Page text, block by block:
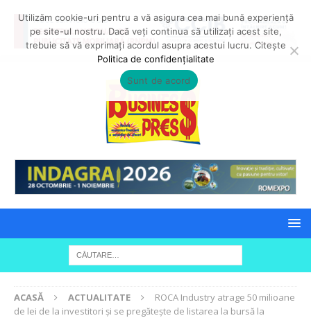
ACASĂ ACTUALITATE
ROCA Industry atrage 50 milioane
de lei de la investitori și se pregătește de listarea la bursă la
Utilizăm cookie-uri pentru a vă asigura cea mai bună experiență
pe site-ul nostru. Dacă veți continua să utilizați acest site,
trebuie să vă exprimați acordul asupra acestui lucru. Citește
Politica de confidențialitate
Sunt de acord